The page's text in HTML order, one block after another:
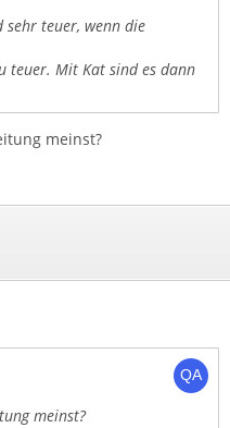
sehr teuer, wenn die
teuer. Mit Kat sind es dann
meinst?
meinst?